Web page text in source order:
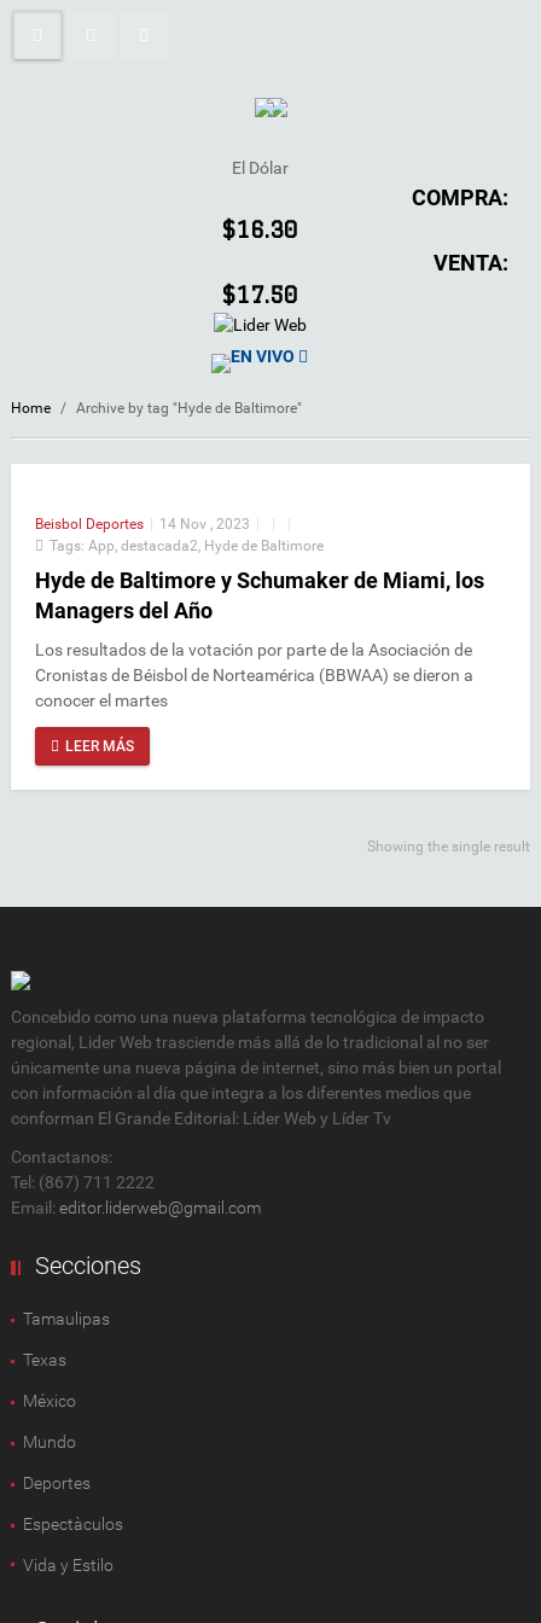
El Dólar
COMPRA:
$16.30
VENTA:
$17.50
EN VIVO
Home / Archive by tag "Hyde de Baltimore"
Beisbol Deportes | 14 Nov , 2023 | |
|
Tags: App destacada2 Hyde de Baltimore
Hyde de Baltimore y Schumaker de Miami, los
Managers del Año
Los resultados de la votación por parte de la Asociación de
Cronistas de Béisbol de Norteamérica (BBWAA) se dieron a
conocer el martes
LEER MÁS
Showing the single result
Concebido como una nueva plataforma tecnológica de impacto
regional, Lider Web trasciende más allá de lo tradicional al no ser
únicamente una nueva página de internet, sino más bien un portal
con información al día que integra a los diferentes medios que
conforman El Grande Editorial: Líder Web y Líder Tv
Contactanos:
Tel: (867) 711 2222
Email: editor.liderweb@gmail.com
Secciones
Tamaulipas
Texas
México
Mundo
Deportes
Espectàculos
Vida y Estilo